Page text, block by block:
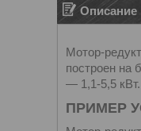
Описание
Мотор-
построен на
— 1,1-5,5
ПРИМЕР